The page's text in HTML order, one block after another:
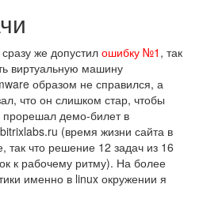
же допустил ошибку №1 , так
виртуальную машину
образом не справился, а
что он слишком стар, чтобы
прорешал демо-билет в
(время жизни сайта в
что решение 12 задач из 16
к рабочему ритму). На более
именно в linux окружении я